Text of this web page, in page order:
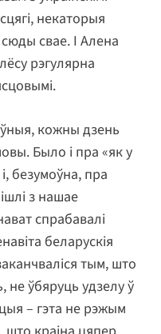
некаторыя
свае. І Алена
рэгулярна
кожны дзень
Было і пра «як у
безумоўна, пра
з нашае
спрабавалі
беларускія
тым, што
не ўбяруць удзелу ў
– гэта не рэжым